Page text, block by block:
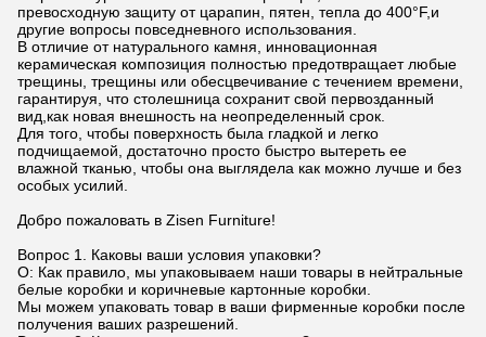
превосходную защиту от царапин, пятен, тепла до 400°F,и
другие вопросы повседневного использования.
В отличие от натурального камня, инновационная
керамическая композиция полностью предотвращает любые
трещины, трещины или обесцвечивание с течением времени,
гарантируя, что столешница сохранит свой первозданный
вид,как новая внешность на неопределенный срок.
Для того, чтобы поверхность была гладкой и легко
подчищаемой, достаточно просто быстро вытереть ее
влажной тканью, чтобы она выглядела как можно лучше и без
особых усилий.
Добро пожаловать в Zisen Furniture!
Вопрос 1. Каковы ваши условия упаковки?
О: Как правило, мы упаковываем наши товары в нейтральные
белые коробки и коричневые картонные коробки.
Мы можем упаковать товар в ваши фирменные коробки после
получения ваших разрешений.